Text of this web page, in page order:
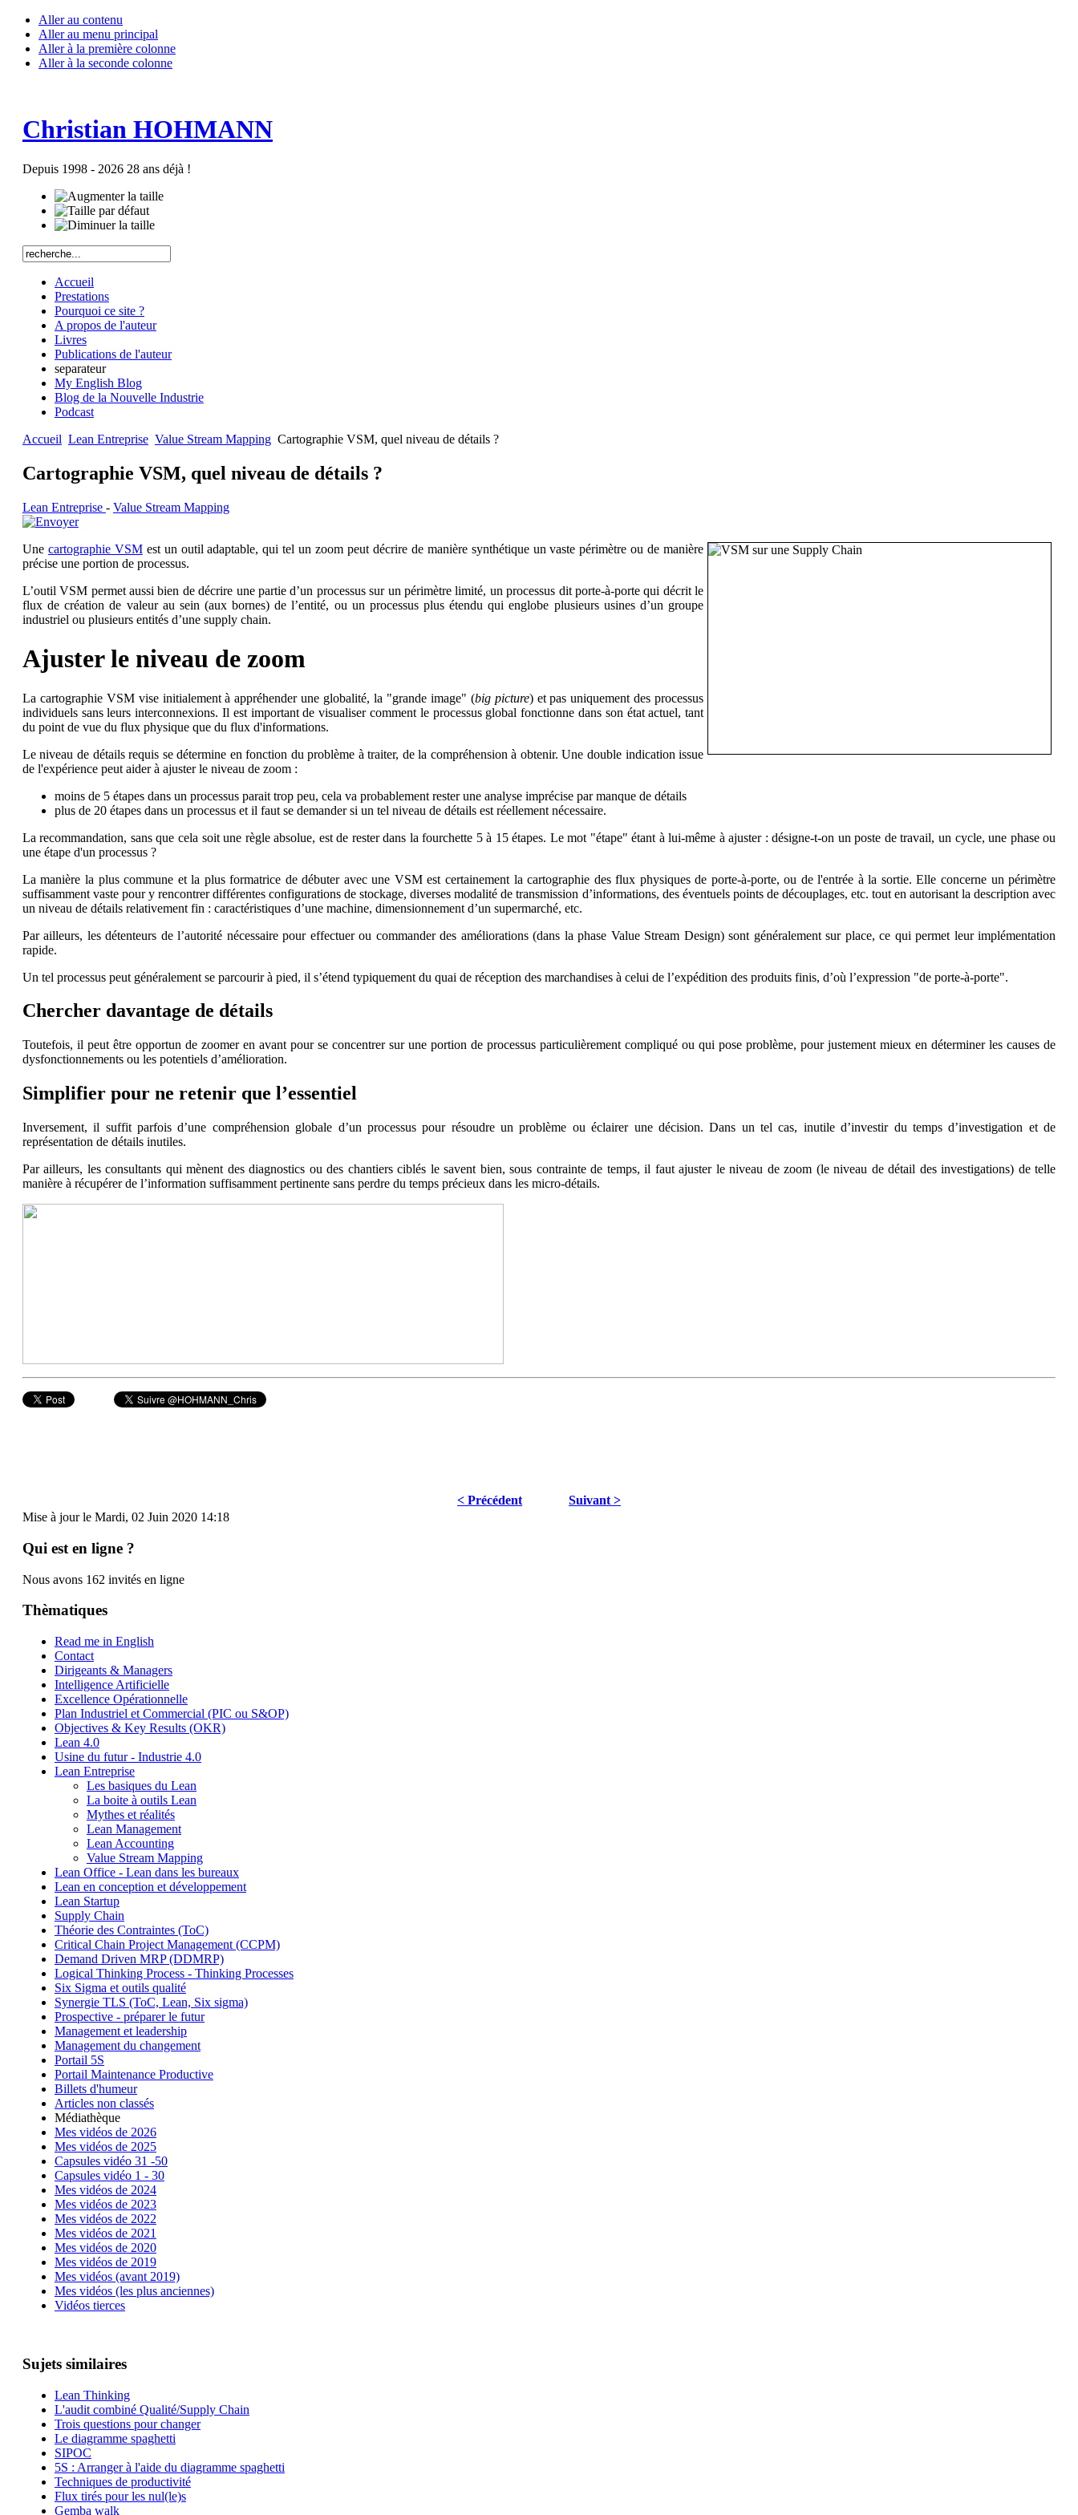
Aller au contenu
Aller au menu principal
Aller à la première colonne
Aller à la seconde colonne
Christian HOHMANN
Depuis 1998 - 2026 28 ans déjà !
Accueil
Prestations
Pourquoi ce site ?
A propos de l'auteur
Livres
Publications de l'auteur
separateur
My English Blog
Blog de la Nouvelle Industrie
Podcast
Accueil Lean Entreprise Value Stream Mapping Cartographie VSM, quel niveau de détails ?
Cartographie VSM, quel niveau de détails ?
Lean Entreprise - Value Stream Mapping
Une cartographie VSMest un outil adaptable, qui tel un zoom peut décrire de manière synthétique un vaste périmètre ou de manière
précise une portion de processus.
L’outil VSM permet aussi bien de décrire une partie d’un processus sur un périmètre limité, un processus dit porte-à-porte qui décrit le
flux de création de valeur au sein (aux bornes) de l’entité, ou un processus plus étendu qui englobe plusieurs usines d’un groupe
industriel ou plusieurs entités d’une supply chain.
Ajuster le niveau de zoom
La cartographie VSM vise initialement à appréhender une globalité, la "grande image" (big picture) et pas uniquement des processus
individuels sans leurs interconnexions. Il est important de visualiser comment le processus global fonctionne dans son état actuel, tant
du point de vue du flux physique que du flux d'informations.
Le niveau de détails requis se détermine en fonction du problème à traiter, de la compréhension à obtenir. Une double indication issue
de l'expérience peut aider à ajuster le niveau de zoom :
moins de 5 étapes dans un processus parait trop peu, cela va probablement rester une analyse imprécise par manque de détails
plus de 20 étapes dans un processus et il faut se demander si un tel niveau de détails est réellement nécessaire.
La recommandation, sans que cela soit une règle absolue, est de rester dans la fourchette 5 à 15 étapes. Le mot "étape" étant à lui-même à ajuster : désigne-t-on un poste de travail, un cycle, une phase ou
une étape d'un processus ?
La manière la plus commune et la plus formatrice de débuter avec une VSM est certainement la cartographie des flux physiques de porte-à-porte, ou de l'entrée à la sortie. Elle concerne un périmètre
suffisamment vaste pour y rencontrer différentes configurations de stockage, diverses modalité de transmission d’informations, des éventuels points de découplages, etc. tout en autorisant la description avec
un niveau de détails relativement fin : caractéristiques d’une machine, dimensionnement d’un supermarché, etc.
Par ailleurs, les détenteurs de l’autorité nécessaire pour effectuer ou commander des améliorations (dans la phase Value Stream Design) sont généralement sur place, ce qui permet leur implémentation
rapide.
Un tel processus peut généralement se parcourir à pied, il s’étend typiquement du quai de réception des marchandises à celui de l’expédition des produits finis, d’où l’expression "de porte-à-porte".
Chercher davantage de détails
Toutefois, il peut être opportun de zoomer en avant pour se concentrer sur une portion de processus particulièrement compliqué ou qui pose problème, pour justement mieux en déterminer les causes de
dysfonctionnements ou les potentiels d’amélioration.
Simplifier pour ne retenir que l’essentiel
Inversement, il suffit parfois d’une compréhension globale d’un processus pour résoudre un problème ou éclairer une décision. Dans un tel cas, inutile d’investir du temps d’investigation et de
représentation de détails inutiles.
Par ailleurs, les consultants qui mènent des diagnostics ou des chantiers ciblés le savent bien, sous contrainte de temps, il faut ajuster le niveau de zoom (le niveau de détail des investigations) de telle
manière à récupérer de l’information suffisamment pertinente sans perdre du temps précieux dans les micro-détails.
< Précédent
Suivant >
Mise à jour le Mardi, 02 Juin 2020 14:18
Qui est en ligne ?
Nous avons 162 invités en ligne
Thèmatiques
Read me in English
Contact
Dirigeants & Managers
Intelligence Artificielle
Excellence Opérationnelle
Plan Industriel et Commercial (PIC ou S&OP)
Objectives & Key Results (OKR)
Lean 4.0
Usine du futur - Industrie 4.0
Lean Entreprise
Les basiques du Lean
La boite à outils Lean
Mythes et réalités
Lean Management
Lean Accounting
Value Stream Mapping
Lean Office - Lean dans les bureaux
Lean en conception et développement
Lean Startup
Supply Chain
Théorie des Contraintes (ToC)
Critical Chain Project Management (CCPM)
Demand Driven MRP (DDMRP)
Logical Thinking Process - Thinking Processes
Six Sigma et outils qualité
Synergie TLS (ToC, Lean, Six sigma)
Prospective - préparer le futur
Management et leadership
Management du changement
Portail 5S
Portail Maintenance Productive
Billets d'humeur
Articles non classés
Médiathèque
Mes vidéos de 2026
Mes vidéos de 2025
Capsules vidéo 31 -50
Capsules vidéo 1 - 30
Mes vidéos de 2024
Mes vidéos de 2023
Mes vidéos de 2022
Mes vidéos de 2021
Mes vidéos de 2020
Mes vidéos de 2019
Mes vidéos (avant 2019)
Mes vidéos (les plus anciennes)
Vidéos tierces
Sujets similaires
Lean Thinking
L'audit combiné Qualité/Supply Chain
Trois questions pour changer
Le diagramme spaghetti
SIPOC
5S : Arranger à l'aide du diagramme spaghetti
Techniques de productivité
Flux tirés pour les nul(le)s
Gemba walk